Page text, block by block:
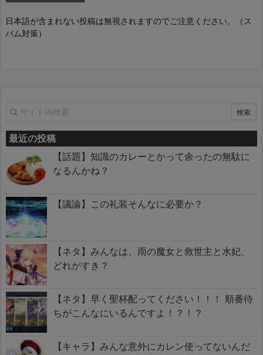
日本語が含まれない投稿は無視されますのでご注意ください。（ス
パム対策）
最近の投稿
【話題】知識のカレーとかって余ったの無駄に
なるんかね？
【議論】この礼装そんなに必要か？
【ネタ】みんなは、雨の魔女と救世主と水妃、
どれがすき？
【ネタ】早く聖杯配ってください！！！ 順番待
ちがこんなにいるんですよ！？！？
【キャラ】みんな意外にカレン使ってないんだ